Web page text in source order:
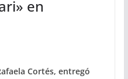
en
Cortés, entregó